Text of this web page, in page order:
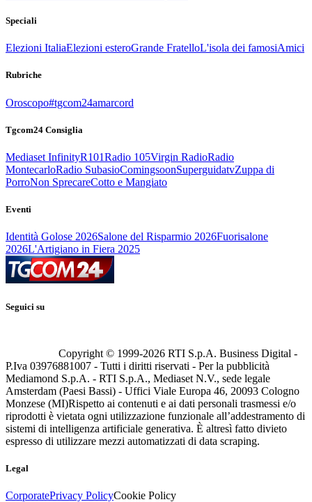
Speciali
Elezioni ItaliaElezioni esteroGrande FratelloL'isola dei famosiAmici
Rubriche
Oroscopo#tgcom24amarcord
Tgcom24 Consiglia
Mediaset InfinityR101Radio 105Virgin RadioRadio
MontecarloRadio SubasioComingsoonSuperguidatvZuppa di
PorroNon SprecareCotto e Mangiato
Eventi
Identità Golose 2026Salone del Risparmio 2026Fuorisalone
2026L'Artigiano in Fiera 2025
Seguici su
Copyright © 1999-2026 RTI S.p.A. Business Digital -
P.Iva 03976881007 - Tutti i diritti riservati - Per la pubblicità
Mediamond S.p.A. - RTI S.p.A., Mediaset N.V., sede legale
Amsterdam (Paesi Bassi) - Uffici Viale Europa 46, 20093 Cologno
Monzese (MI)Rispetto ai contenuti e ai dati personali trasmessi e/o
riprodotti è vietata ogni utilizzazione funzionale all’addestramento di
sistemi di intelligenza artificiale generativa. È altresì fatto divieto
espresso di utilizzare mezzi automatizzati di data scraping.
Legal
CorporatePrivacy PolicyCookie Policy